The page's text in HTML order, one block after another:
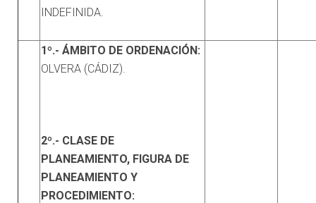
INDEFINIDA.
1º.- ÁMBITO DE ORDENACIÓN:
OLVERA (CÁDIZ).
2º.- CLASE DE
PLANEAMIENTO, FIGURA DE
PLANEAMIENTO Y
PROCEDIMIENTO: